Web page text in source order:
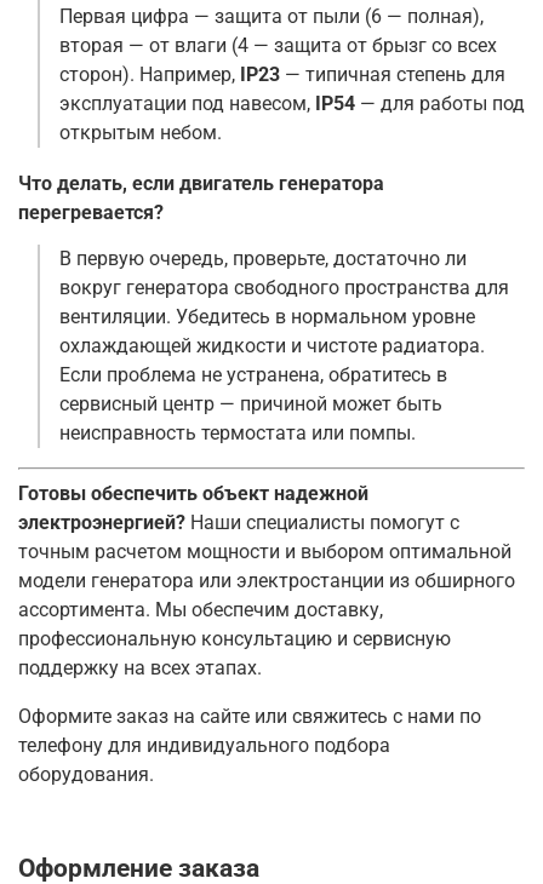
Первая цифра — защита от пыли (6 — полная),
вторая — от влаги (4 — защита от брызг со всех
сторон). Например, IP23 — типичная степень для
эксплуатации под навесом, IP54 — для работы под
открытым небом.
Что делать, если двигатель генератора
перегревается?
В первую очередь, проверьте, достаточно ли
вокруг генератора свободного пространства для
вентиляции. Убедитесь в нормальном уровне
охлаждающей жидкости и чистоте радиатора.
Если проблема не устранена, обратитесь в
сервисный центр — причиной может быть
неисправность термостата или помпы.
Готовы обеспечить объект надежной
электроэнергией? Наши специалисты помогут с
точным расчетом мощности и выбором оптимальной
модели генератора или электростанции из обширного
ассортимента. Мы обеспечим доставку,
профессиональную консультацию и сервисную
поддержку на всех этапах.
Оформите заказ на сайте или свяжитесь с нами по
телефону для индивидуального подбора
оборудования.
Оформление заказа